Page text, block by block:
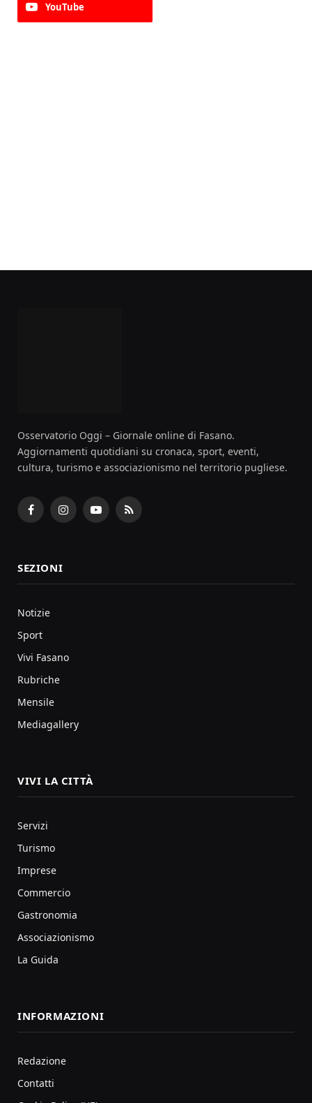
YouTube
Osservatorio Oggi – Giornale online di Fasano.
Aggiornamenti quotidiani su cronaca, sport, eventi,
cultura, turismo e associazionismo nel territorio pugliese.
FacebookInstagramYouTubeRSS
SEZIONI
Notizie
Sport
Vivi Fasano
Rubriche
Mensile
Mediagallery
VIVI LA CITTÀ
Servizi
Turismo
Imprese
Commercio
Gastronomia
Associazionismo
La Guida
INFORMAZIONI
Redazione
Contatti